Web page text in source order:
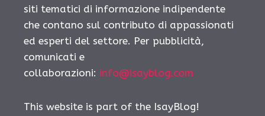
siti tematici di informazione indipendente
che contano sul contributo di appassionati
ed esperti del settore. Per pubblicità,
comunicati e
collaborazioni: info@isayblog.com
This website is part of the IsayBlog!